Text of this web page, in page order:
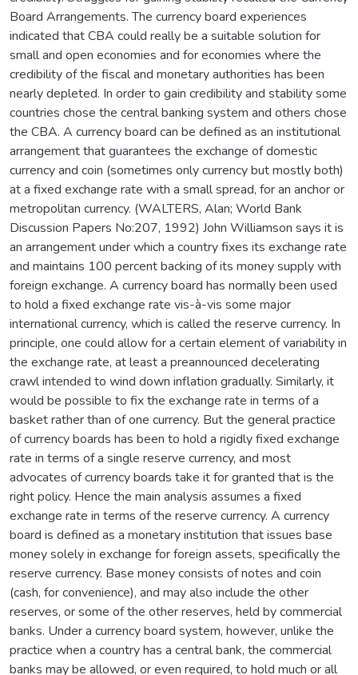
Board Arrangements. The currency board experiences
indicated that CBA could really be a suitable solution for
small and open economies and for economies where the
credibility of the fiscal and monetary authorities has been
nearly depleted. In order to gain credibility and stability some
countries chose the central banking system and others chose
the CBA. A currency board can be defined as an institutional
arrangement that guarantees the exchange of domestic
currency and coin (sometimes only currency but mostly both)
at a fixed exchange rate with a small spread, for an anchor or
metropolitan currency. (WALTERS, Alan; World Bank
Discussion Papers No:207, 1992) John Williamson says it is
an arrangement under which a country fixes its exchange rate
and maintains 100 percent backing of its money supply with
foreign exchange. A currency board has normally been used
to hold a fixed exchange rate vis-à-vis some major
international currency, which is called the reserve currency. In
principle, one could allow for a certain element of variability in
the exchange rate, at least a preannounced decelerating
crawl intended to wind down inflation gradually. Similarly, it
would be possible to fix the exchange rate in terms of a
basket rather than of one currency. But the general practice
of currency boards has been to hold a rigidly fixed exchange
rate in terms of a single reserve currency, and most
advocates of currency boards take it for granted that is the
right policy. Hence the main analysis assumes a fixed
exchange rate in terms of the reserve currency. A currency
board is defined as a monetary institution that issues base
money solely in exchange for foreign assets, specifically the
reserve currency. Base money consists of notes and coin
(cash, for convenience), and may also include the other
reserves, or some of the other reserves, held by commercial
banks. Under a currency board system, however, unlike the
practice when a country has a central bank, the commercial
banks may be allowed, or even required, to hold much or all